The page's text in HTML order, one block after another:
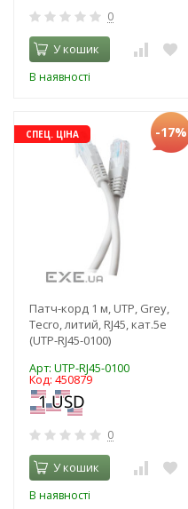
0
У кошик
В наявності
СПЕЦ. ЦІНА -17%
Патч-корд 1 м, UTP, Grey,
Tecro, литий, RJ45, кат.5е
(UTP-RJ45-0100)
Арт: UTP-RJ45-0100
Код: 450879
0
У кошик
В наявності